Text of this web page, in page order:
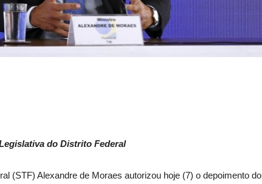
do Distrito Federal
(STF) Alexandre de Moraes autorizou hoje (7) o depoimento do